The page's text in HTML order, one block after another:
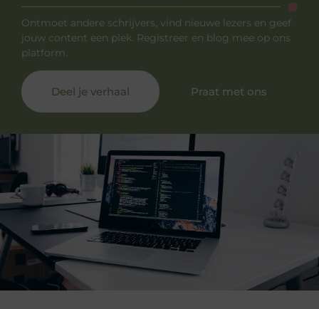
Ontmoet andere schrijvers, vind nieuwe lezers en geef
jouw content een plek. Registreer en blog mee op ons
platform.
Deel je verhaal Praat met ons